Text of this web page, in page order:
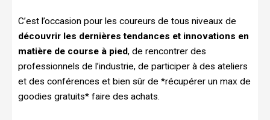
C’est l’occasion pour les coureurs de tous niveaux de
découvrir les dernières tendances et innovations en
matière de course à pied, de rencontrer des
professionnels de l’industrie, de participer à des ateliers
et des conférences et bien sûr de *récupérer un max de
goodies gratuits* faire des achats.